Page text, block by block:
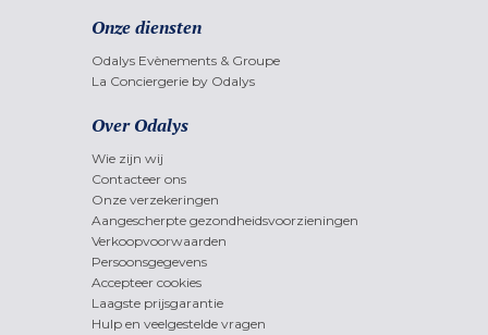
Onze diensten
Odalys Evènements & Groupe
La Conciergerie by Odalys
Over Odalys
Wie zijn wij
Contacteer ons
Onze verzekeringen
Aangescherpte gezondheidsvoorzieningen
Verkoopvoorwaarden
Persoonsgegevens
Accepteer cookies
Laagste prijsgarantie
Hulp en veelgestelde vragen